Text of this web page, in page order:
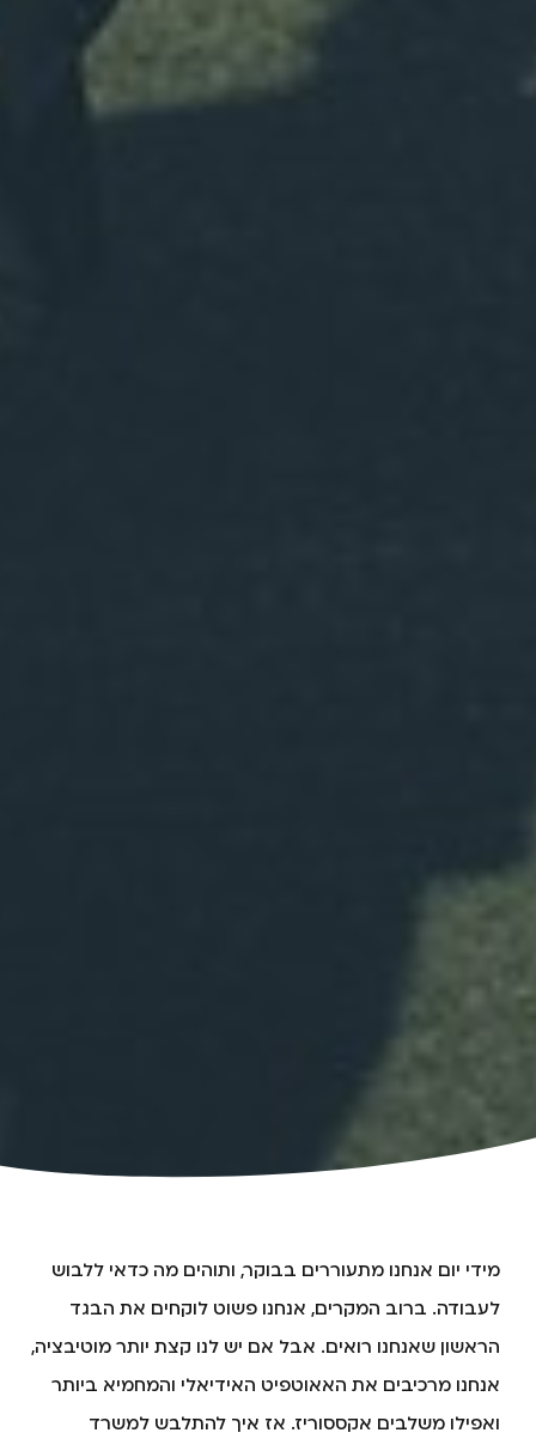
מידי יום אנחנו מתעוררים בבוקר, ותוהים מה כדאי ללבוש
לעבודה. ברוב המקרים, אנחנו פשוט לוקחים את הבגד
הראשון שאנחנו רואים. אבל אם יש לנו קצת יותר מוטיבציה,
אנחנו מרכיבים את האאוטפיט האידיאלי והמחמיא ביותר
ואפילו משלבים אקססוריז. אז איך להתלבש למשרד